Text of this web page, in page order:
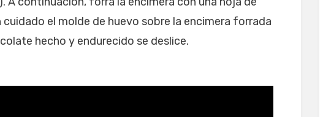
el molde de huevo sobre la encimera forrada
hecho y endurecido se deslice.